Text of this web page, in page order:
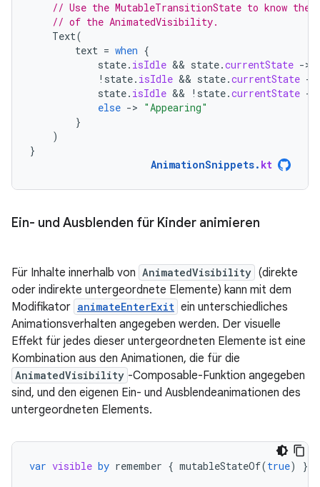
// Use the MutableTransitionState to know the
// of the AnimatedVisibility.
Text(
text = when {
state. isIdle && state.currentState ->
! state. isIdle && state.currentState -
state. isIdle && ! state.currentState -
else -> "Appearing"
}
)
}
AnimationSnippets. kt
Ein- und Ausblenden für Kinder animieren
Für Inhalte innerhalb von AnimatedVisibility (direkte
oder indirekte untergeordnete Elemente) kann mit dem
Modifikator animateEnterExit ein unterschiedliches
Animationsverhalten angegeben werden. Der visuelle
Effekt für jedes dieser untergeordneten Elemente ist eine
Kombination aus den Animationen, die für die
AnimatedVisibility -Composable-Funktion angegeben
sind, und den eigenen Ein- und Ausblendeanimationen des
untergeordneten Elements.
var visible by remember { mutableStateOf(true) }